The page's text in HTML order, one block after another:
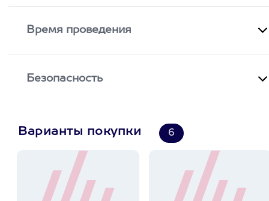
Время проведения
Безопасность
Варианты покупки 6